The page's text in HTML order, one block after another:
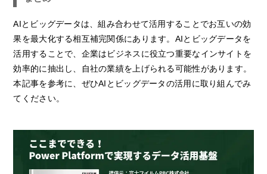
AIとビッグデータは、組み合わせて活用することでお互いの効
果を最大化する相互補完関係にあります。AIとビッグデータを
活用することで、企業はビジネスに役立つ重要なインサイトを
効率的に抽出し、自社の業績を上げられる可能性があります。
本記事を参考に、ぜひAIとビッグデータの活用に取り組んでみ
てください。